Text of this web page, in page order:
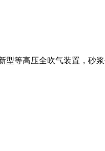
等高压全吹气装置，砂浆